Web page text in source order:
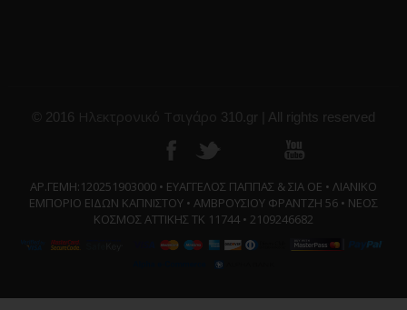
© 2016 Ηλεκτρονικό Τσιγάρο 310.gr | All rights reserved
ΑΡ.ΓΕΜΗ:120251903000 • ΕΥΑΓΓΕΛΟΣ ΠΑΠΠΑΣ & ΣΙΑ ΟΕ • ΛΙΑΝΙΚΟ
ΕΜΠΟΡΙΟ ΕΙΔΩΝ ΚΑΠΝΙΣΤΟΥ • ΑΜΒΡΟΥΣΙΟΥ ΦΡΑΝΤΖΗ 56 • ΝΕΟΣ
ΚΟΣΜΟΣ ΑΤΤΙΚΗΣ ΤΚ 11744 • 2109246682